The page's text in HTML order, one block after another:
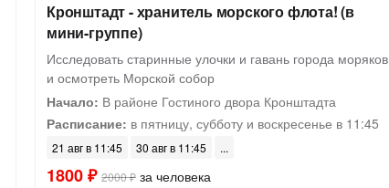
Кронштадт - хранитель морского флота! (в
мини-группе)
Исследовать старинные улочки и гавань города моряков
и осмотреть Морской собор
Начало: В районе Гостиного двора Кронштадта
Расписание: в пятницу, субботу и воскресенье в 11:45
21 авг в 11:45 30 авг в 11:45
1800 ₽ 2000 ₽ за человека